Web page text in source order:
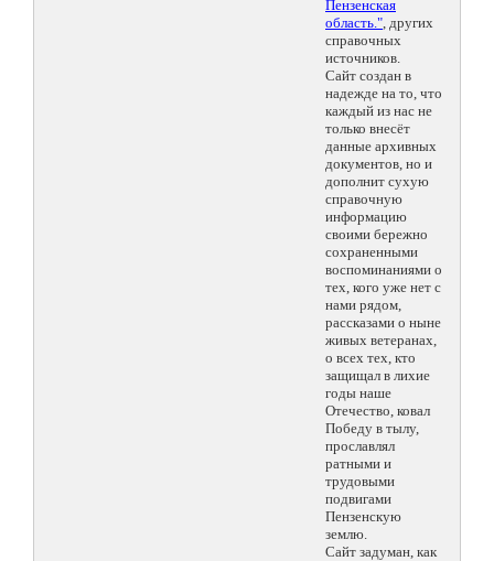
Пензенская
область.", других
справочных
источников.
Сайт создан в
надежде на то, что
каждый из нас не
только внесёт
данные архивных
документов, но и
дополнит сухую
справочную
информацию
своими бережно
сохраненными
воспоминаниями о
тех, кого уже нет с
нами рядом,
рассказами о ныне
живых ветеранах,
о всех тех, кто
защищал в лихие
годы наше
Отечество, ковал
Победу в тылу,
прославлял
ратными и
трудовыми
подвигами
Пензенскую
землю.
Сайт задуман, как